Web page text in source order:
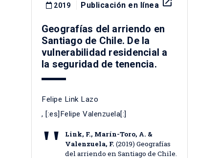
2019 Publicación en línea
Geografías del arriendo en
Santiago de Chile. De la
vulnerabilidad residencial a
la seguridad de tenencia.
Felipe Link Lazo
, [:es]Felipe Valenzuela[:]
Link, F., Marín-Toro, A. &
Valenzuela, F. (2019) Geografías
del arriendo en Santiago de Chile.